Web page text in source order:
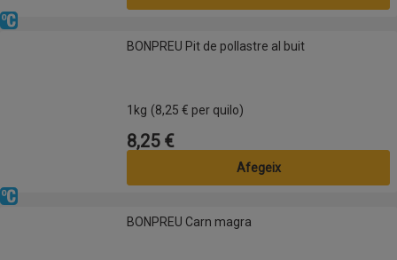
BONPREU Pit de pollastre al buit
Refrigerat
BONPREU Pit de pollastre al buit
1kg (8,25 € per quilo)
Preu
8,25 €
Afegeix
Refrigerat
BONPREU Carn magra